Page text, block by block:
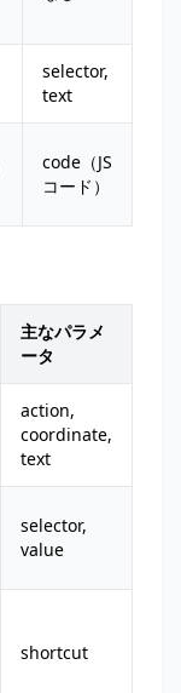
selector,
text
code（JS
コード）
主なパラメ
ータ
action,
coordinate,
text
selector,
value
shortcut